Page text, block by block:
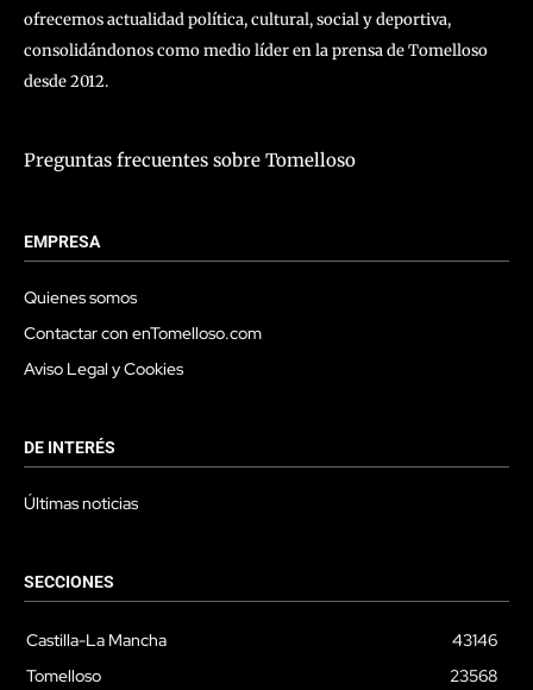
ofrecemos actualidad política, cultural, social y deportiva,
consolidándonos como medio líder en la prensa de Tomelloso
desde 2012.
Preguntas frecuentes sobre Tomelloso
EMPRESA
Quienes somos
Contactar con enTomelloso.com
Aviso Legal y Cookies
DE INTERÉS
Últimas noticias
SECCIONES
Castilla-La Mancha
43146
Tomelloso
23568